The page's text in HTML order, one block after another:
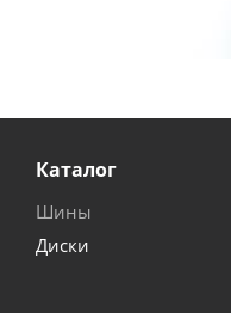
Каталог
Шины
Диски